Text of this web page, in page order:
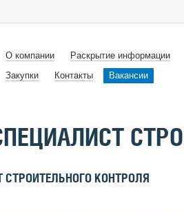
О компании
Раскрытие информации
Закупки
Контакты Вакансии
КОНТРОЛЯ